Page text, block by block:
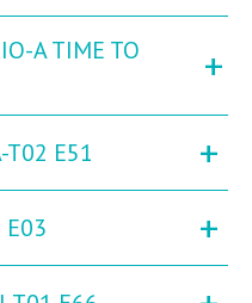
A TIME TO
+
T02 E51 +
E03 +